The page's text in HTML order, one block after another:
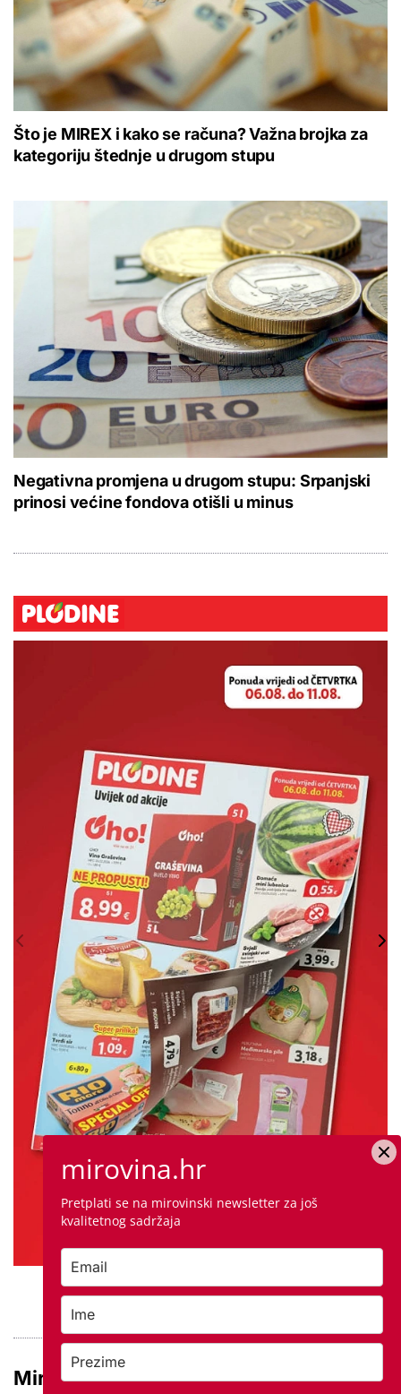
Što je MIREX i kako se računa? Važna brojka za
kategoriju štednje u drugom stupu
Negativna promjena u drugom stupu: Srpanjski
prinosi većine fondova otišli u minus
PROVJERITE PONUDU
Mirovine
mirovina.hr
Pretplati se na mirovinski newsletter za još
kvalitetnog sadržaja